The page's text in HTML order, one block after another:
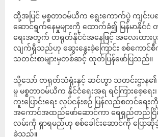
ထို့အပြင် မစ္စတာဝမ်ယိက ရွေးကောက်ပွဲ ကျင်း
ဆောင်ရွက်နေမှုများကို ထောက်ခံ၍ မြန်မာနိုင်ငံ
ရေးအတွက် တရုတ်နိုင်ငံအနေဖြင့် အလေးထားပူး
လျက်ရှိသည်ဟု ဆွေးနွေးခဲ့ကြောင်း စစ်ကောင်စီ
သတင်းစာများမှတစ်ဆင့် ထုတ်ပြန်ဖော်ပြသည်။
သို့သော် တရုတ်သံရုံးနှင့် ဆင်ဟွာ သတင်းဌာန၏
မူ မစ္စတာဝမ်ယိက နိုင်ငံရေးအရ ရင်ကြားစေ့ရေ
ကူးပြောင်းရေး လုပ်ငန်းစဉ် ပြန်လည်စတင်ရေး
အကောင်အထည်ဖော်ဆောင်ကာ ရေရှည်တည်ငြိမ်
လမ်းကို ရှာရမည်ဟု စစ်ခေါင်းဆောင်ကို ပြောဆို
ခဲ့သည်။